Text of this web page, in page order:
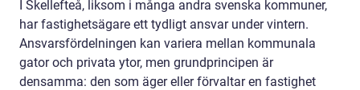
I Skellefteå, liksom i många andra svenska kommuner,
har fastighetsägare ett tydligt ansvar under vintern.
Ansvarsfördelningen kan variera mellan kommunala
gator och privata ytor, men grundprincipen är
densamma: den som äger eller förvaltar en fastighet